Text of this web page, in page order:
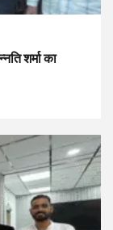
शर्मा का